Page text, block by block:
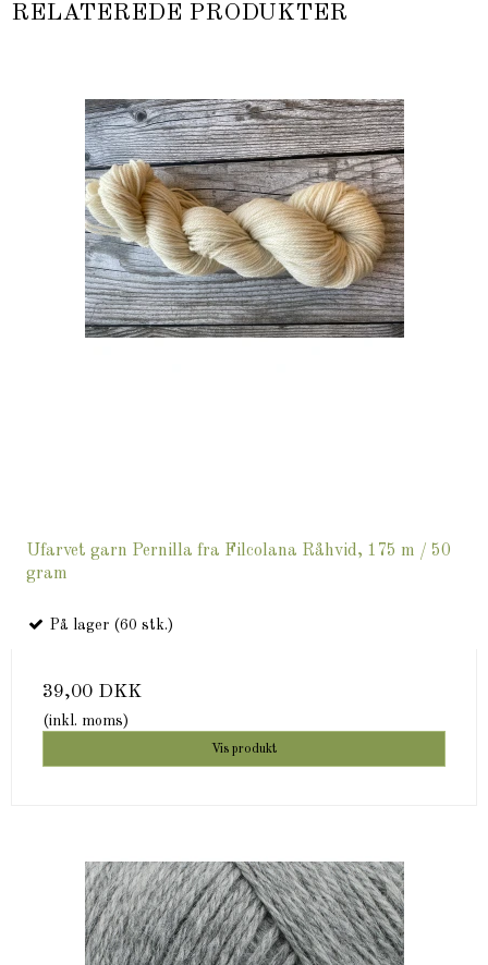
RELATEREDE PRODUKTER
Ufarvet garn Pernilla fra Filcolana Råhvid, 175 m / 50
gram
På lager (60 stk.)
39,00 DKK
(inkl. moms)
Vis produkt